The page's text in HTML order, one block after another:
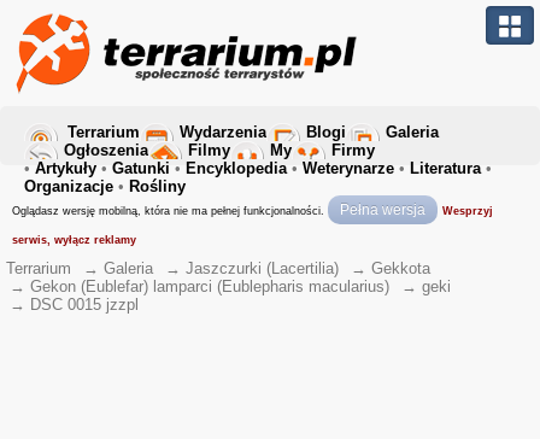
Terrarium Wydarzenia Blogi
Galeria
Ogłoszenia
Filmy My
Firmy
• Artykuły • Gatunki • Encyklopedia• Weterynarze • Literatura•
Organizacje • Rośliny
Oglądasz wersję mobilną, która nie ma pełnej funkcjonalności. Pełna wersja Wesprzyj
serwis, wyłącz reklamy
Terrarium → Galeria → Jaszczurki (Lacertilia) → Gekkota
→ Gekon (Eublefar) lamparci (Eublepharis macularius) → geki
→ DSC 0015 jzzpl